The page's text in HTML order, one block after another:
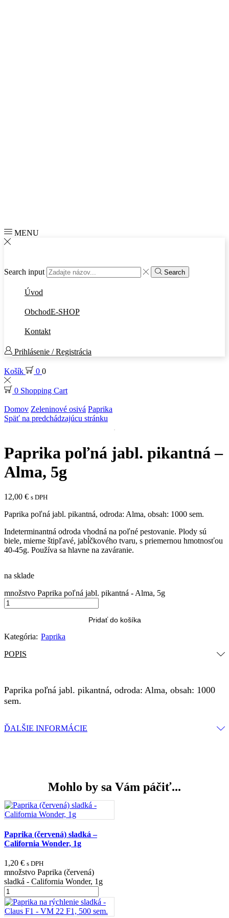
MENU
Search input Search
Úvod
ObchodE-SHOP
Kontakt
Prihlásenie / Registrácia
Košík 0 0
0 Shopping Cart
Domov Zeleninové osivá Paprika
Späť na predchádzajúcu stránku
Paprika poľná jabl. pikantná –
Alma, 5g
12,00 € s DPH
Paprika poľná jabl. pikantná, odroda: Alma, obsah: 1000 sem.
Indeterminantná odroda vhodná na poľné pestovanie. Plody sú
biele, mierne štipľavé, jabĺčkového tvaru, s priemernou hmotnosťou
40-45g. Používa sa hlavne na zaváranie.
na sklade
množstvo Paprika poľná jabl. pikantná - Alma, 5g
Pridať do košíka
Kategória: Paprika
POPIS
Paprika poľná jabl. pikantná, odroda: Alma, obsah: 1000
sem.
ĎALŠIE INFORMÁCIE
Mohlo by sa Vám páčiť...
Paprika (červená) sladká –
California Wonder, 1g
1,20 € s DPH
množstvo Paprika (červená)
sladká - California Wonder, 1g